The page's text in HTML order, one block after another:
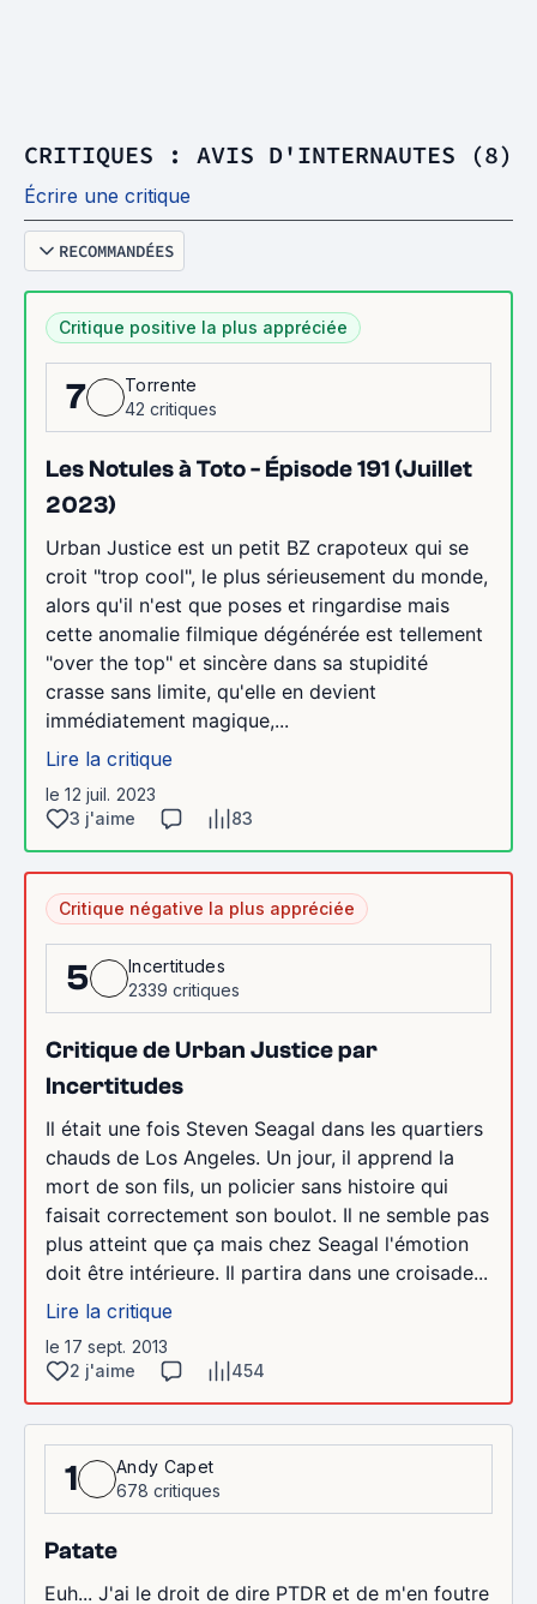
CRITIQUES : AVIS D'INTERNAUTES (8)
Écrire une critique
RECOMMANDÉES
Critique positive la plus appréciée
7
Torrente
42 critiques
Les Notules à Toto - Épisode 191 (Juillet
2023)
Urban Justice est un petit BZ crapoteux qui se
croit "trop cool", le plus sérieusement du monde,
alors qu'il n'est que poses et ringardise mais
cette anomalie filmique dégénérée est tellement
"over the top" et sincère dans sa stupidité
crasse sans limite, qu'elle en devient
immédiatement magique,...
Lire la critique
le 12 juil. 2023
3 j'aime
83
Critique négative la plus appréciée
5
Incertitudes
2339 critiques
Critique de Urban Justice par
Incertitudes
Il était une fois Steven Seagal dans les quartiers
chauds de Los Angeles. Un jour, il apprend la
mort de son fils, un policier sans histoire qui
faisait correctement son boulot. Il ne semble pas
plus atteint que ça mais chez Seagal l'émotion
doit être intérieure. Il partira dans une croisade...
Lire la critique
le 17 sept. 2013
2 j'aime
454
1
Andy Capet
678 critiques
Patate
Euh... J'ai le droit de dire PTDR et de m'en foutre